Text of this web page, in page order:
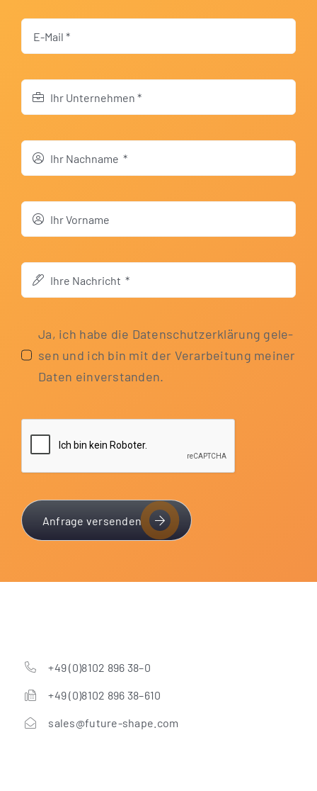
Ja, ich habe die Daten­schutz­er­klä­rung gele­
sen und ich bin mit der Ver­ar­bei­tung mei­ner
Daten einverstanden.
Anfrage versenden
+49 (0)8102 896 38–0
+49 (0)8102 896 38–610
sales@future-shape.com